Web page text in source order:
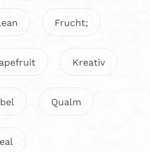
Frucht;
Kreativ
Qualm